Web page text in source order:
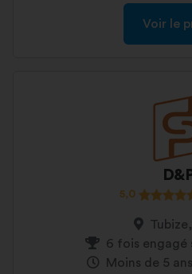
Voir le
5,0
6 fois engagé
Moins de 5